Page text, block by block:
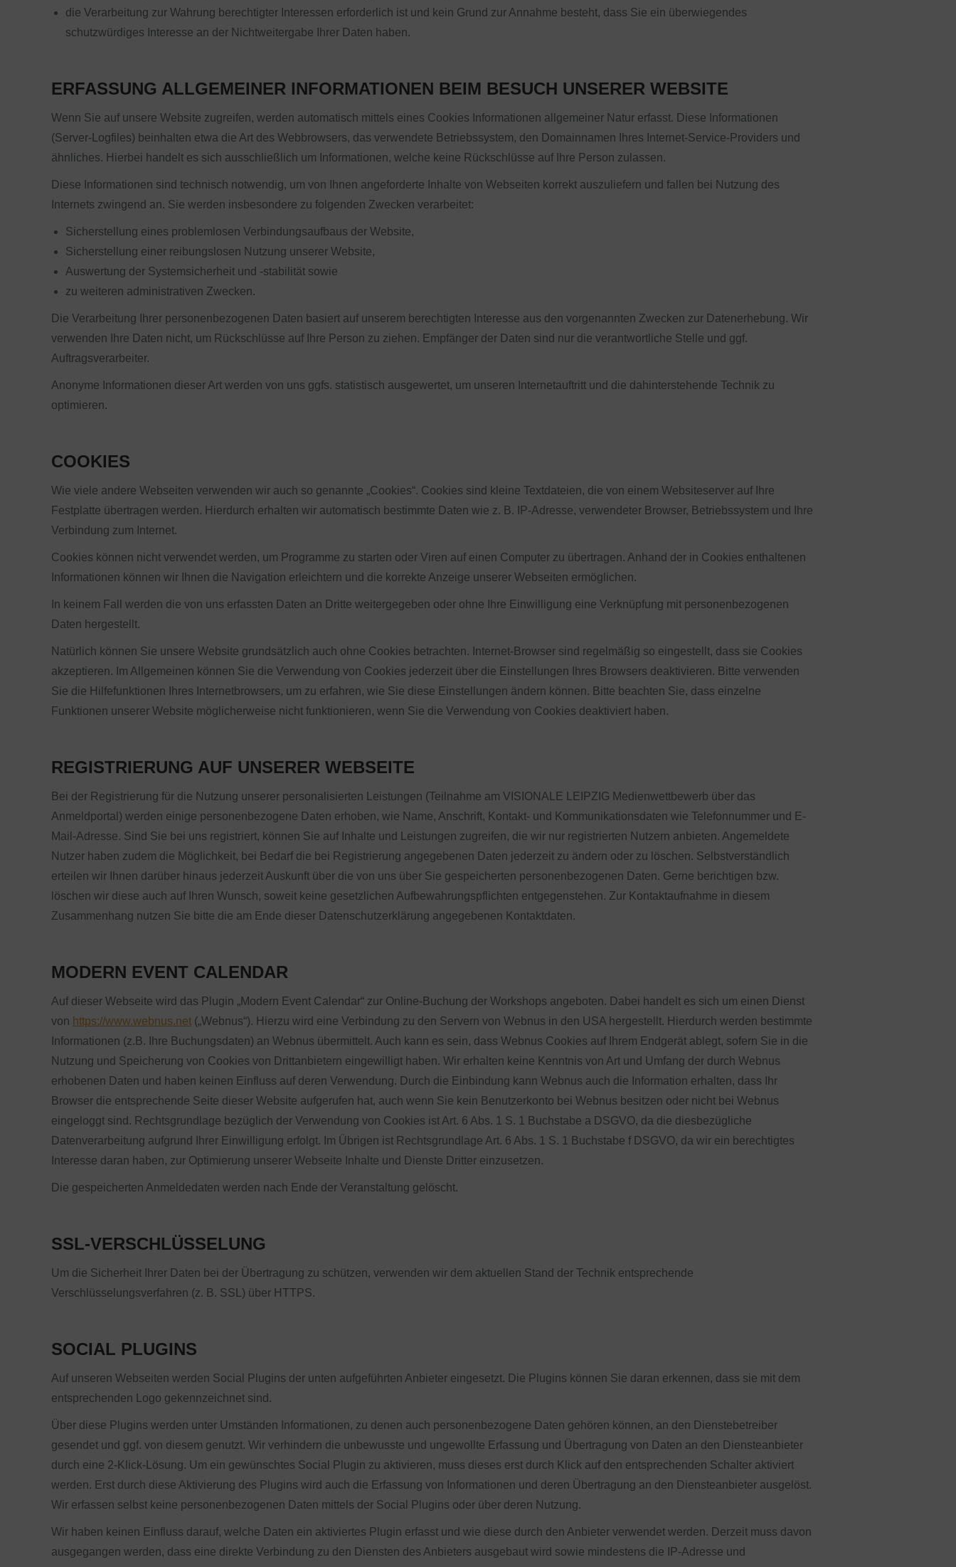
die Verarbeitung zur Wahrung berechtigter Interessen erforderlich ist und kein Grund zur Annahme besteht, dass Sie ein überwiegendes
schutzwürdiges Interesse an der Nichtweitergabe Ihrer Daten haben.
ERFASSUNG ALLGEMEINER INFORMATIONEN BEIM BESUCH UNSERER WEBSITE
Wenn Sie auf unsere Website zugreifen, werden automatisch mittels eines Cookies Informationen allgemeiner Natur erfasst. Diese Informationen
(Server-Logfiles) beinhalten etwa die Art des Webbrowsers, das verwendete Betriebssystem, den Domainnamen Ihres Internet-Service-Providers und
ähnliches. Hierbei handelt es sich ausschließlich um Informationen, welche keine Rückschlüsse auf Ihre Person zulassen.
Diese Informationen sind technisch notwendig, um von Ihnen angeforderte Inhalte von Webseiten korrekt auszuliefern und fallen bei Nutzung des
Internets zwingend an. Sie werden insbesondere zu folgenden Zwecken verarbeitet:
Sicherstellung eines problemlosen Verbindungsaufbaus der Website,
Sicherstellung einer reibungslosen Nutzung unserer Website,
Auswertung der Systemsicherheit und -stabilität sowie
zu weiteren administrativen Zwecken.
Die Verarbeitung Ihrer personenbezogenen Daten basiert auf unserem berechtigten Interesse aus den vorgenannten Zwecken zur Datenerhebung. Wir
verwenden Ihre Daten nicht, um Rückschlüsse auf Ihre Person zu ziehen. Empfänger der Daten sind nur die verantwortliche Stelle und ggf.
Auftragsverarbeiter.
Anonyme Informationen dieser Art werden von uns ggfs. statistisch ausgewertet, um unseren Internetauftritt und die dahinterstehende Technik zu
optimieren.
COOKIES
Wie viele andere Webseiten verwenden wir auch so genannte „Cookies“. Cookies sind kleine Textdateien, die von einem Websiteserver auf Ihre
Festplatte übertragen werden. Hierdurch erhalten wir automatisch bestimmte Daten wie z. B. IP-Adresse, verwendeter Browser, Betriebssystem und Ihre
Verbindung zum Internet.
Cookies können nicht verwendet werden, um Programme zu starten oder Viren auf einen Computer zu übertragen. Anhand der in Cookies enthaltenen
Informationen können wir Ihnen die Navigation erleichtern und die korrekte Anzeige unserer Webseiten ermöglichen.
In keinem Fall werden die von uns erfassten Daten an Dritte weitergegeben oder ohne Ihre Einwilligung eine Verknüpfung mit personenbezogenen
Daten hergestellt.
Natürlich können Sie unsere Website grundsätzlich auch ohne Cookies betrachten. Internet-Browser sind regelmäßig so eingestellt, dass sie Cookies
akzeptieren. Im Allgemeinen können Sie die Verwendung von Cookies jederzeit über die Einstellungen Ihres Browsers deaktivieren. Bitte verwenden
Sie die Hilfefunktionen Ihres Internetbrowsers, um zu erfahren, wie Sie diese Einstellungen ändern können. Bitte beachten Sie, dass einzelne
Funktionen unserer Website möglicherweise nicht funktionieren, wenn Sie die Verwendung von Cookies deaktiviert haben.
REGISTRIERUNG AUF UNSERER WEBSEITE
Bei der Registrierung für die Nutzung unserer personalisierten Leistungen (Teilnahme am VISIONALE LEIPZIG Medienwettbewerb über das
Anmeldportal) werden einige personenbezogene Daten erhoben, wie Name, Anschrift, Kontakt- und Kommunikationsdaten wie Telefonnummer und E-
Mail-Adresse. Sind Sie bei uns registriert, können Sie auf Inhalte und Leistungen zugreifen, die wir nur registrierten Nutzern anbieten. Angemeldete
Nutzer haben zudem die Möglichkeit, bei Bedarf die bei Registrierung angegebenen Daten jederzeit zu ändern oder zu löschen. Selbstverständlich
erteilen wir Ihnen darüber hinaus jederzeit Auskunft über die von uns über Sie gespeicherten personenbezogenen Daten. Gerne berichtigen bzw.
löschen wir diese auch auf Ihren Wunsch, soweit keine gesetzlichen Aufbewahrungspflichten entgegenstehen. Zur Kontaktaufnahme in diesem
Zusammenhang nutzen Sie bitte die am Ende dieser Datenschutzerklärung angegebenen Kontaktdaten.
MODERN EVENT CALENDAR
Auf dieser Webseite wird das Plugin „Modern Event Calendar“ zur Online-Buchung der Workshops angeboten. Dabei handelt es sich um einen Dienst
von https://www.webnus.net („Webnus“). Hierzu wird eine Verbindung zu den Servern von Webnus in den USA hergestellt. Hierdurch werden bestimmte
Informationen (z.B. Ihre Buchungsdaten) an Webnus übermittelt. Auch kann es sein, dass Webnus Cookies auf Ihrem Endgerät ablegt, sofern Sie in die
Nutzung und Speicherung von Cookies von Drittanbietern eingewilligt haben. Wir erhalten keine Kenntnis von Art und Umfang der durch Webnus
erhobenen Daten und haben keinen Einfluss auf deren Verwendung. Durch die Einbindung kann Webnus auch die Information erhalten, dass Ihr
Browser die entsprechende Seite dieser Website aufgerufen hat, auch wenn Sie kein Benutzerkonto bei Webnus besitzen oder nicht bei Webnus
eingeloggt sind. Rechtsgrundlage bezüglich der Verwendung von Cookies ist Art. 6 Abs. 1 S. 1 Buchstabe a DSGVO, da die diesbezügliche
Datenverarbeitung aufgrund Ihrer Einwilligung erfolgt. Im Übrigen ist Rechtsgrundlage Art. 6 Abs. 1 S. 1 Buchstabe f DSGVO, da wir ein berechtigtes
Interesse daran haben, zur Optimierung unserer Webseite Inhalte und Dienste Dritter einzusetzen.
Die gespeicherten Anmeldedaten werden nach Ende der Veranstaltung gelöscht.
SSL-VERSCHLÜSSELUNG
Um die Sicherheit Ihrer Daten bei der Übertragung zu schützen, verwenden wir dem aktuellen Stand der Technik entsprechende
Verschlüsselungsverfahren (z. B. SSL) über HTTPS.
SOCIAL PLUGINS
Auf unseren Webseiten werden Social Plugins der unten aufgeführten Anbieter eingesetzt. Die Plugins können Sie daran erkennen, dass sie mit dem
entsprechenden Logo gekennzeichnet sind.
Über diese Plugins werden unter Umständen Informationen, zu denen auch personenbezogene Daten gehören können, an den Dienstebetreiber
gesendet und ggf. von diesem genutzt. Wir verhindern die unbewusste und ungewollte Erfassung und Übertragung von Daten an den Diensteanbieter
durch eine 2-Klick-Lösung. Um ein gewünschtes Social Plugin zu aktivieren, muss dieses erst durch Klick auf den entsprechenden Schalter aktiviert
werden. Erst durch diese Aktivierung des Plugins wird auch die Erfassung von Informationen und deren Übertragung an den Diensteanbieter ausgelöst.
Wir erfassen selbst keine personenbezogenen Daten mittels der Social Plugins oder über deren Nutzung.
Wir haben keinen Einfluss darauf, welche Daten ein aktiviertes Plugin erfasst und wie diese durch den Anbieter verwendet werden. Derzeit muss davon
ausgegangen werden, dass eine direkte Verbindung zu den Diensten des Anbieters ausgebaut wird sowie mindestens die IP-Adresse und